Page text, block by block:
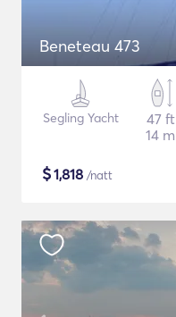
Beneteau 473
Segling Yacht
47 ft
14 m
$1,818 /natt